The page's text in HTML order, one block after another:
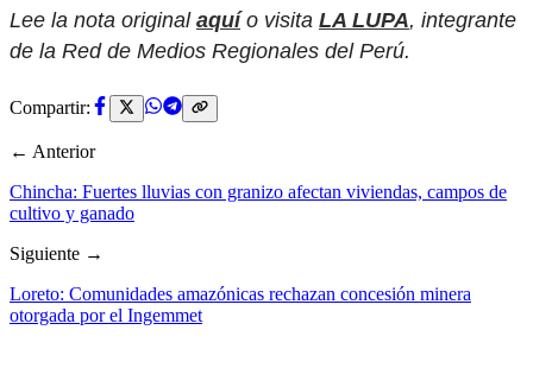
Lee la nota original aquío visita LA LUPA, integrante
de la Red de Medios Regionales del Perú.
Compartir:
← Anterior
Chincha: Fuertes lluvias con granizo afectan viviendas, campos de
cultivo y ganado
Siguiente →
Loreto: Comunidades amazónicas rechazan concesión minera
otorgada por el Ingemmet